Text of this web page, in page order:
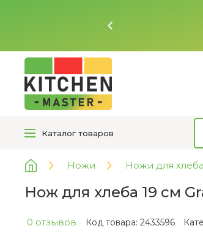
Каталог товаров
Ножи Ножи для хлеба
Нож для хлеба 19 см
0 отзывов Код товара: 2433596